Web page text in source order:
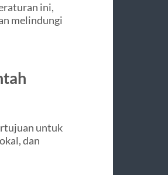
ini,
melindungi
untuk
dan